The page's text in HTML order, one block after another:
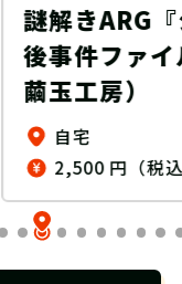
解きARG『シ
事件ファイル
玉工房）
自宅
2,500 円（税込）+送